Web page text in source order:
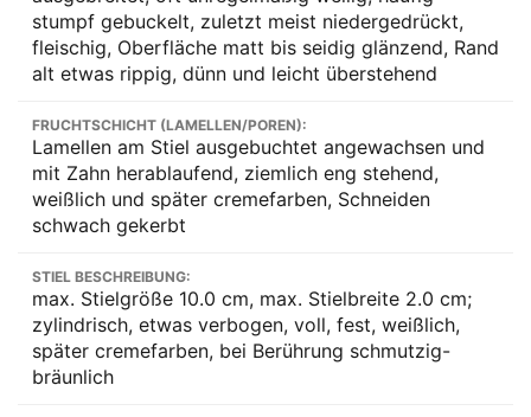
stumpf gebuckelt, zuletzt meist niedergedrückt,
fleischig, Oberfläche matt bis seidig glänzend, Rand
alt etwas rippig, dünn und leicht überstehend
FRUCHTSCHICHT (LAMELLEN/POREN):
Lamellen am Stiel ausgebuchtet angewachsen und
mit Zahn herablaufend, ziemlich eng stehend,
weißlich und später cremefarben, Schneiden
schwach gekerbt
STIEL BESCHREIBUNG:
max. Stielgröße 10.0 cm, max. Stielbreite 2.0 cm;
zylindrisch, etwas verbogen, voll, fest, weißlich,
später cremefarben, bei Berührung schmutzig-
bräunlich